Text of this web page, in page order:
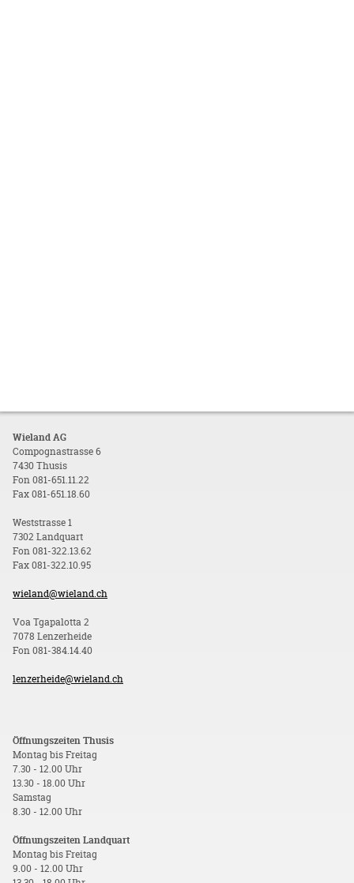
Wieland AG
Compognastrasse 6
7430 Thusis
Fon 081-651.11.22
Fax 081-651.18.60
Weststrasse 1
7302 Landquart
Fon 081-322.13.62
Fax 081-322.10.95
wieland@wieland.ch
Voa Tgapalotta 2
7078 Lenzerheide
Fon 081-384.14.40
lenzerheide@wieland.ch
Öffnungszeiten Thusis
Montag bis Freitag
7.30 - 12.00 Uhr
13.30 - 18.00 Uhr
Samstag
8.30 - 12.00 Uhr
Öffnungszeiten Landquart
Montag bis Freitag
9.00 - 12.00 Uhr